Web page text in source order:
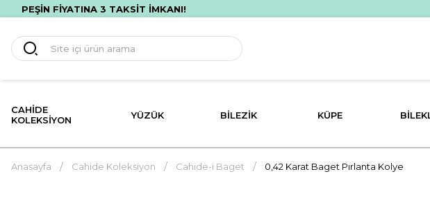
HIZLI TESLİMAT! İLK ALIŞVERİŞİNE ÖZEL %10 İNDİRİM!
CAHIDE
KOLEKSIYON
YÜZÜK BILEZIK KÜPE
Anasayfa Cahide Koleksiyon Cahide-i Baget 0,42 Karat Baget Pırlanta Kolye